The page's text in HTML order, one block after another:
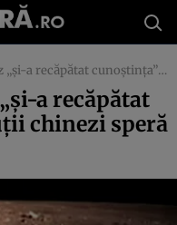
internauţii chinezi speră într-un miracol
a recăpătat
chinezi speră